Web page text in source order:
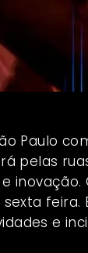
Paulo
pelas
inovação.
feira.
e